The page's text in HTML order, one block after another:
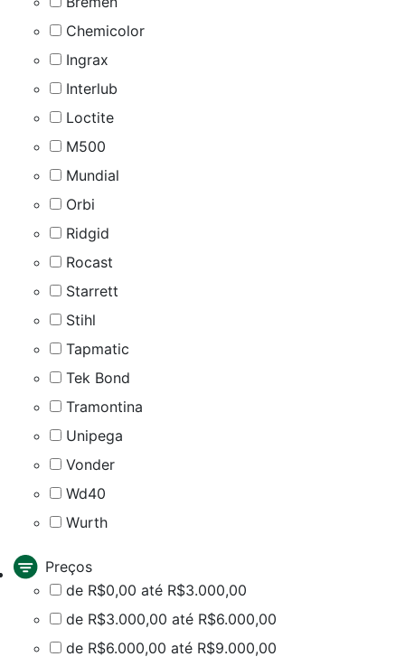
Chemicolor
Ingrax
Interlub
Loctite
M500
Mundial
Orbi
Ridgid
Rocast
Starrett
Stihl
Tapmatic
Tek Bond
Tramontina
Unipega
Vonder
Wd40
Wurth
Preços
de R$0,00 até R$3.000,00
de R$3.000,00 até R$6.000,00
de R$6.000,00 até R$9.000,00